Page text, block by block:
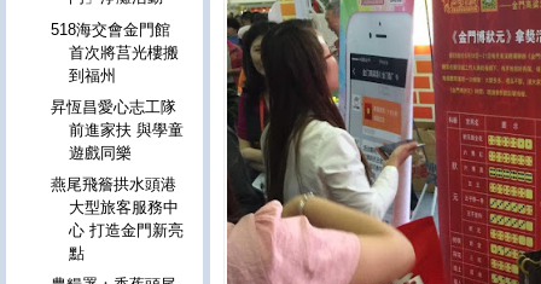
518海交會金門館
首次將莒光樓搬
到福州
昇恆昌愛心志工隊
前進家扶 與學童
遊戲同樂
燕尾飛簷拱水頭港
大型旅客服務中
心 打造金門新亮
點